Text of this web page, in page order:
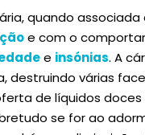
quando associada
e com o
e insónias. A
destruindo várias
de líquidos
se for ao